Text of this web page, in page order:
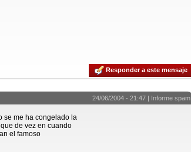
Responder a este mensaje
24/06/2004 - 21:47 | Informe spam
se me ha congelado la
de vez en cuando
el famoso